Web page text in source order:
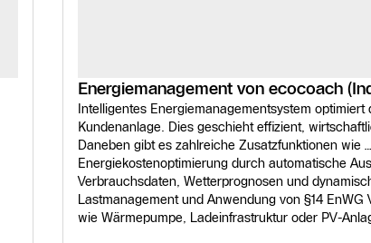
Energiemanagement von ecocoach
Intelligentes Energiemanagementsystem
Kundenanlage. Dies geschieht effizient,
Daneben gibt es zahlreiche Zusatzfunktionen
Energiekostenoptimierung durch automatische
Verbrauchsdaten, Wetterprognosen und
Lastmanagement und Anwendung von §14 EnWG
wie Wärmepumpe, Ladeinfrastruktur oder PV-